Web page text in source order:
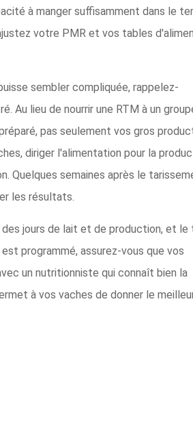
à manger suffisamment dans le
votre PMR et vos tables
sembler compliquée, rappelez-
Au lieu de nourrir une RTM à un
pas seulement vos gros
diriger l'alimentation pour la
Quelques semaines après le
les résultats.
jours de lait et de production, et le
programmé, assurez-vous que vos
un nutritionniste qui connaît bien la
à vos vaches de donner le